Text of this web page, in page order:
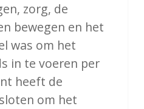
zorg, de
bewegen en het
was om het
in te voeren per
heeft de
om het